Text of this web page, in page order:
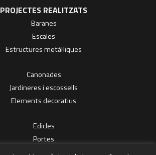
PROJECTES REALITZATS
Baranes
Escales
Estructures metàl·liques
Canonades
Jardineres i escossells
Elements decoratius
Edicles
Portes
Reixes